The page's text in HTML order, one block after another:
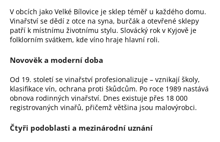
V obcích jako Velké Bílovice je sklep téměř u každého domu.
Vinařství se dědí z otce na syna, burčák a otevřené sklepy
patří k místnímu životnímu stylu. Slovácký rok v Kyjově je
folklorním svátkem, kde víno hraje hlavní roli.
Novověk a moderní doba
Od 19. století se vinařství profesionalizuje – vznikají školy,
klasifikace vín, ochrana proti škůdcům. Po roce 1989 nastává
obnova rodinných vinařství. Dnes existuje přes 18 000
registrovaných vinařů, přičemž většina jsou malovýrobci.
Čtyři podoblasti a mezinárodní uznání
p
o
r
u
č
j
e
m
e